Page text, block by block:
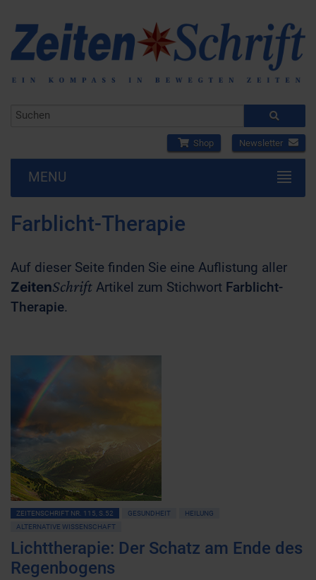
Shop Newsletter
MENU
Farblicht-Therapie
Auf dieser Seite finden Sie eine Auflistung aller
ZeitenSchrift Artikel zum Stichwort Farblicht-
Therapie.
ZEITENSCHRIFT NR. 115, S.52 GESUNDHEIT
HEILUNG
ALTERNATIVE WISSENSCHAFT
Lichttherapie: Der Schatz am Ende des
Regenbogens